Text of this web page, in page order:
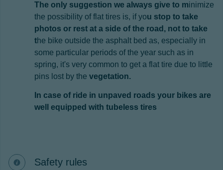
The only suggestion we always give to minimize
the possibility of flat tires is, if you stop to take
photos or rest at a side of the road, not to take
the bike outside the asphalt bed as, especially in
some particular periods of the year such as in
spring, it's very common to get a flat tire due to little
pins lost by the vegetation.
In case of ride in unpaved roads your bikes are
well equipped with tubeless tires
Safety rules